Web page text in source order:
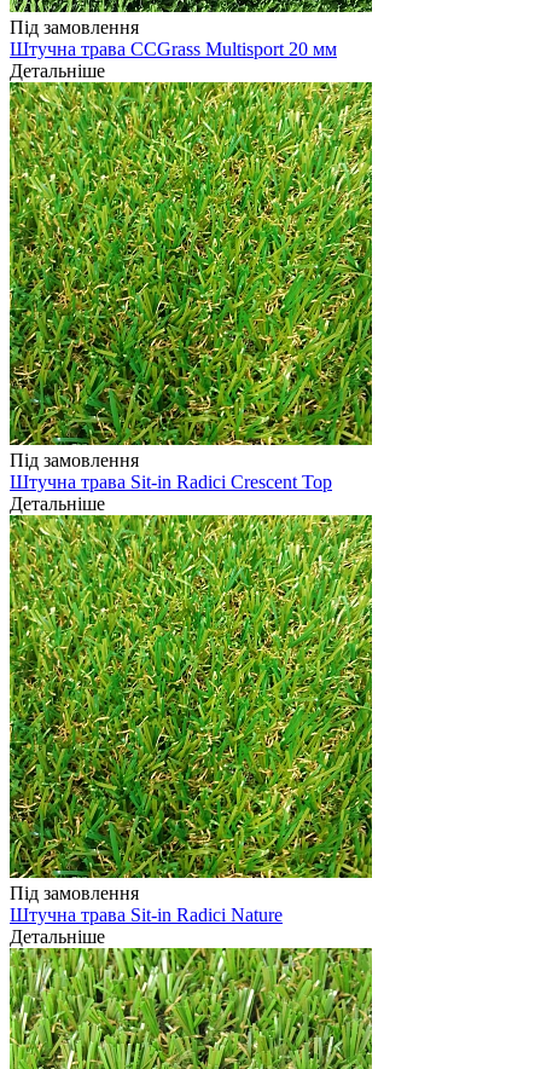
Під замовлення
Штучна трава CCGrass Multisport 20 мм
Детальніше
Під замовлення
Штучна трава Sit-in Radici Crescent Top
Детальніше
Під замовлення
Штучна трава Sit-in Radici Nature
Детальніше